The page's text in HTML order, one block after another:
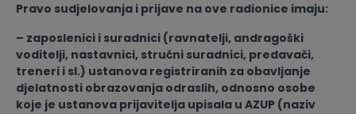
Pravo sudjelovanja i prijave na ove radionice imaju:
– zaposlenici i suradnici (ravnatelji, andragoški
voditelji, nastavnici, stručni suradnici, predavači,
treneri i sl.) ustanova registriranih za obavljanje
djelatnosti obrazovanja odraslih, odnosno osobe
koje je ustanova prijavitelja upisala u AZUP (naziv